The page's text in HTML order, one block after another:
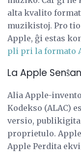
alta kvalito
muzikistoj. Pro
Apple, ĝi estas
pli pri la formato
La Apple
Alia Apple-
Kodekso (ALAC)
versio,
proprietulo.
Apple Perdita